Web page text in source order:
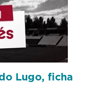
Lugo, ficha